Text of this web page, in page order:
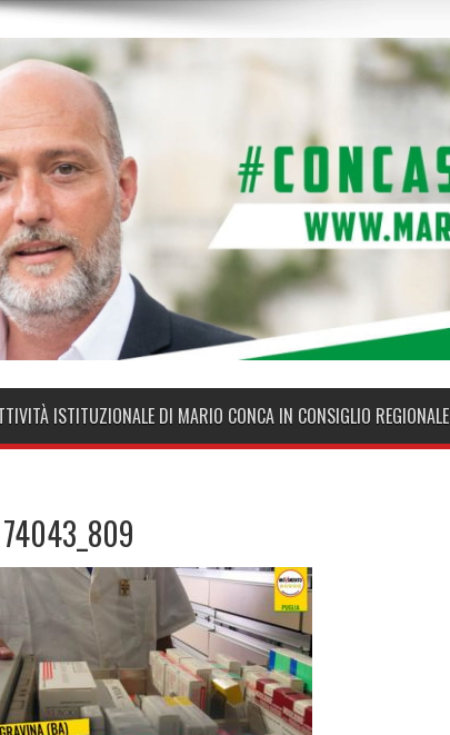
ISTITUZIONALE DI MARIO CONCA IN CONSIGLIO REGIONALE